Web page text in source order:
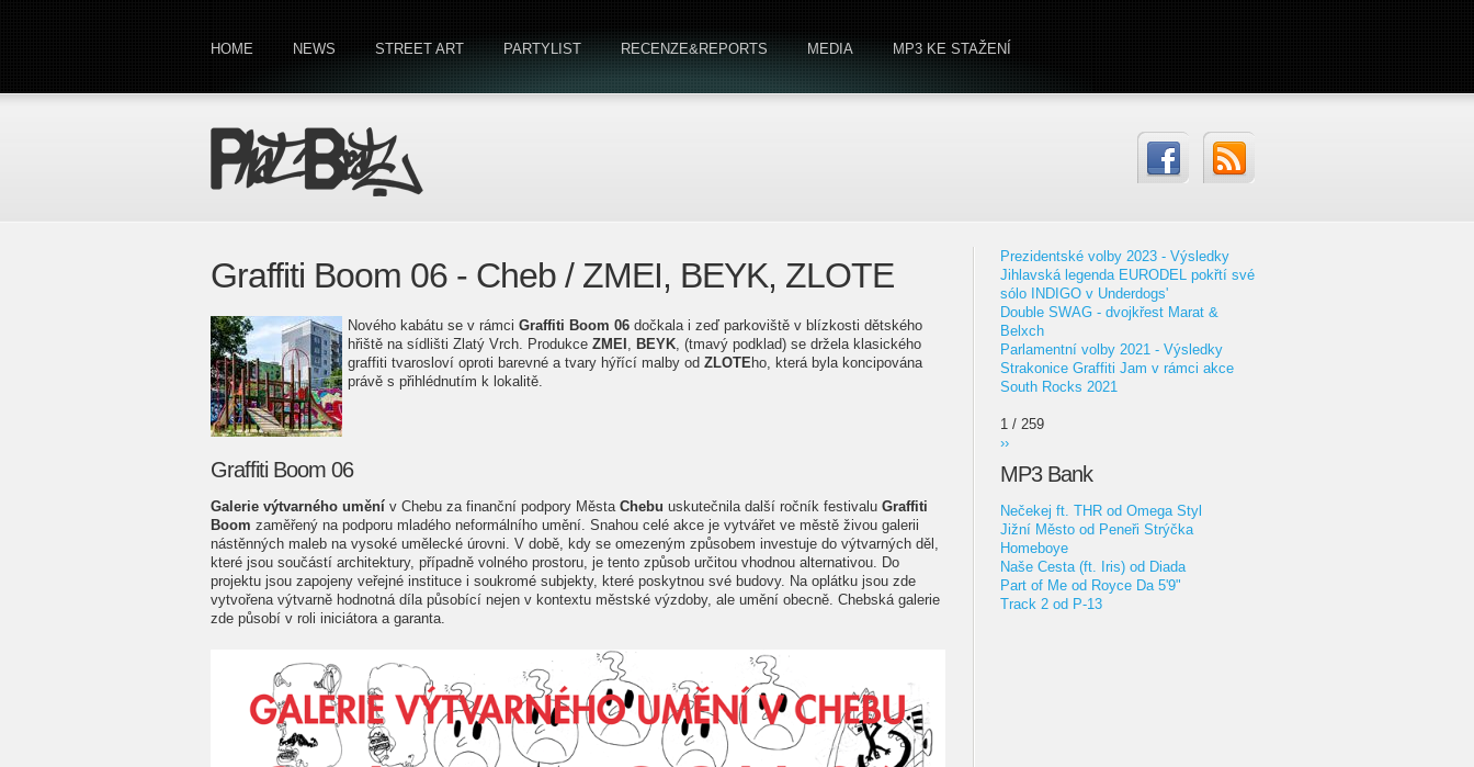
HOME NEWS STREET ART PARTYLIST RECENZE&REPORTS MEDIA MP3 KE STAŽENÍ
Graffiti Boom 06 - Cheb / ZMEI, BEYK, ZLOTE
Nového kabátu se v rámci Graffiti Boom 06 dočkala i zeď parkoviště v blízkosti dětského
hřiště na sídlišti Zlatý Vrch. Produkce ZMEI , BEYK, (tmavý podklad) se držela klasického
graffiti tvarosloví oproti barevné a tvary hýřící malby od ZLOTEho, která byla koncipována
právě s přihlédnutím k lokalitě.
Graffiti Boom 06
Galerie výtvarného umění v Chebu za finanční podpory Města Chebu uskutečnila další ročník festivalu Graffiti
Boom zaměřený na podporu mladého neformálního umění. Snahou celé akce je vytvářet ve městě živou galerii
nástěnných maleb na vysoké umělecké úrovni. V době, kdy se omezeným způsobem investuje do výtvarných děl,
které jsou součástí architektury, případně volného prostoru, je tento způsob určitou vhodnou alternativou. Do
projektu jsou zapojeny veřejné instituce i soukromé subjekty, které poskytnou své budovy. Na oplátku jsou zde
vytvořena výtvarně hodnotná díla působící nejen v kontextu městské výzdoby, ale umění obecně. Chebská galerie
zde působí v roli iniciátora a garanta.
Prezidentské volby 2023 - Výsledky
Jihlavská legenda EURODEL pokřtí své
sólo INDIGO v Underdogs'
Double SWAG - dvojkřest Marat &
Belxch
Parlamentní volby 2021 - Výsledky
Strakonice Graffiti Jam v rámci akce
South Rocks 2021
1 / 259
››
MP3 Bank
Nečekej ft. THR od Omega Styl
Jižní Město od Peneři Strýčka
Homeboye
Naše Cesta (ft. Iris) od Diada
Part of Me od Royce Da 5'9"
Track 2 od P-13